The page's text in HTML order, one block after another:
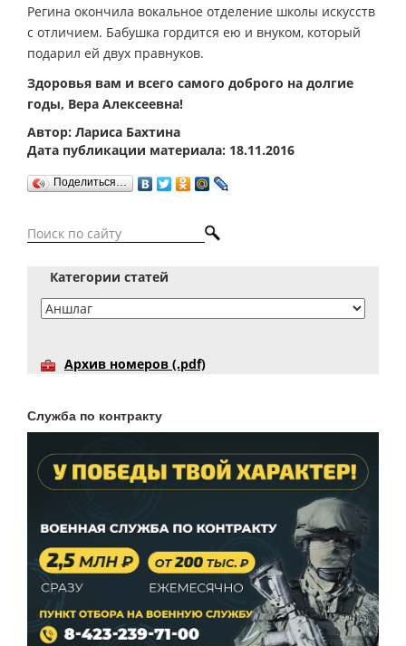
Регина окончила вокальное отделение школы искусств
с отличием. Бабушка гордится ею и внуком, который
подарил ей двух правнуков.
Здоровья вам и всего самого доброго на долгие
годы, Вера Алексеевна!
Автор: Лариса Бахтина
Дата публикации материала: 18.11.2016
Поделиться…
Категории статей
Архив номеров (.pdf)
Служба по контракту